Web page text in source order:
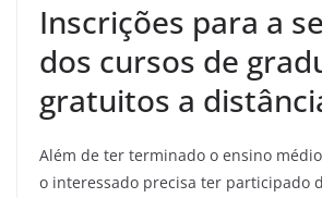
Inscrições para a
dos cursos de
gratuitos a
Além de ter terminado o ensino
o interessado precisa ter participado